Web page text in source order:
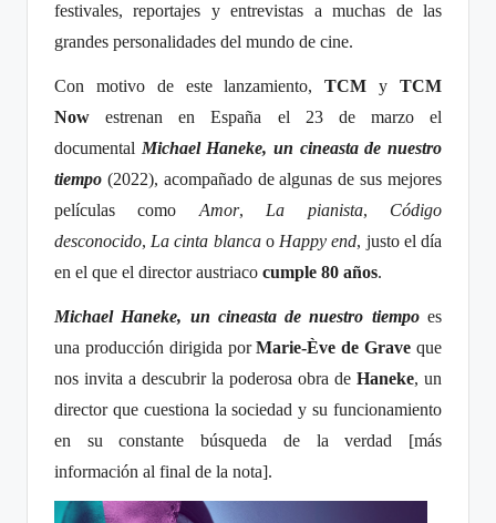
festivales, reportajes y entrevistas a muchas de las
grandes personalidades del mundo de cine.
Con motivo de este lanzamiento,TCM yTCM
Now estrenan en España el 23 de marzo el
documental Michael Haneke, un cineasta de nuestro
tiempo (2022), acompañado de algunas de sus mejores
películas como Amor, La pianista, Código
desconocido, La cinta blancao Happy end, justo el día
en el que el director austriaco cumple 80 años.
Michael Haneke, un cineasta de nuestro tiempo es
una producción dirigida porMarie-Ève ​​​​de Grave que
nos invita a descubrir la poderosa obra de Haneke, un
director que cuestiona la sociedad y su funcionamiento
en su constante búsqueda de la verdad [más
información al final de la nota].